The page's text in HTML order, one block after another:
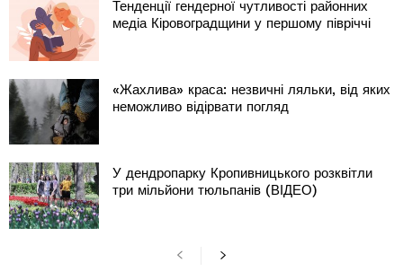
Тенденції гендерної чутливості районних
медіа Кіровоградщини у першому півріччі
«Жахлива» краса: незвичні ляльки, від яких
неможливо відірвати погляд
У дендропарку Кропивницького розквітли
три мільйони тюльпанів (ВІДЕО)